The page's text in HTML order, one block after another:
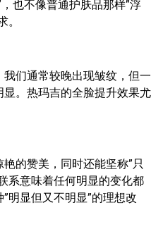
也不像普通护肤品那样”浮
。
们通常较晚出现皱纹，但一
。热玛吉的全脸提升效果尤
的赞美，同时还能坚称”只
系意味着任何明显的变化都
明显但又不明显”的理想改